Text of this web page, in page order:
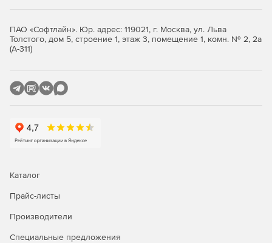
ПАО «Софтлайн». Юр. адрес: 119021, г. Москва, ул. Льва
Толстого, дом 5, строение 1, этаж 3, помещение 1, комн. № 2, 2а
(А-311)
Каталог
Прайс-листы
Производители
Специальные предложения